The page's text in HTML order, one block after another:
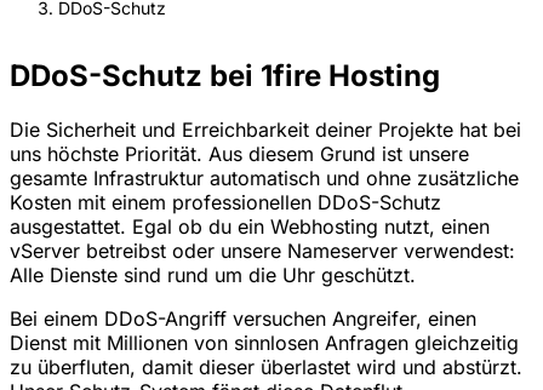
DDoS-Schutz
DDoS-Schutz bei 1fire Hosting
Die Sicherheit und Erreichbarkeit deiner Projekte hat bei
uns höchste Priorität. Aus diesem Grund ist unsere
gesamte Infrastruktur automatisch und ohne zusätzliche
Kosten mit einem professionellen DDoS-Schutz
ausgestattet. Egal ob du ein Webhosting nutzt, einen
vServer betreibst oder unsere Nameserver verwendest:
Alle Dienste sind rund um die Uhr geschützt.
Bei einem DDoS-Angriff versuchen Angreifer, einen
Dienst mit Millionen von sinnlosen Anfragen gleichzeitig
zu überfluten, damit dieser überlastet wird und abstürzt.